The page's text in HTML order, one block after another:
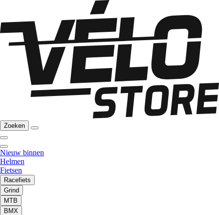
Zoeken
Nieuw binnen
Helmen
Fietsen
Racefiets
Grind
MTB
BMX